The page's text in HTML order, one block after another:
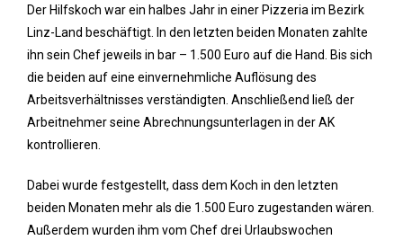
Der Hilfskoch war ein halbes Jahr in einer Pizzeria im Bezirk
Linz-Land beschäftigt. In den letzten beiden Monaten zahlte
ihn sein Chef jeweils in bar – 1.500 Euro auf die Hand. Bis sich
die beiden auf eine einvernehmliche Auflösung des
Arbeitsverhältnisses verständigten. Anschließend ließ der
Arbeitnehmer seine Abrechnungsunterlagen in der AK
kontrollieren.
Dabei wurde festgestellt, dass dem Koch in den letzten
beiden Monaten mehr als die 1.500 Euro zugestanden wären.
Außerdem wurden ihm vom Chef drei Urlaubswochen